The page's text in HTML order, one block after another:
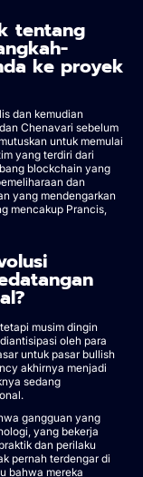
tentang
ke proyek
dan kemudian
Chenavari sebelum
untuk memulai
yang terdiri dari
blockchain yang
dan
yang mendengarkan
mencakup Prancis,
musim dingin
oleh para
untuk pasar bullish
akhirnya menjadi
sedang
gangguan yang
yang bekerja
dan perilaku
pernah terdengar di
bahwa mereka